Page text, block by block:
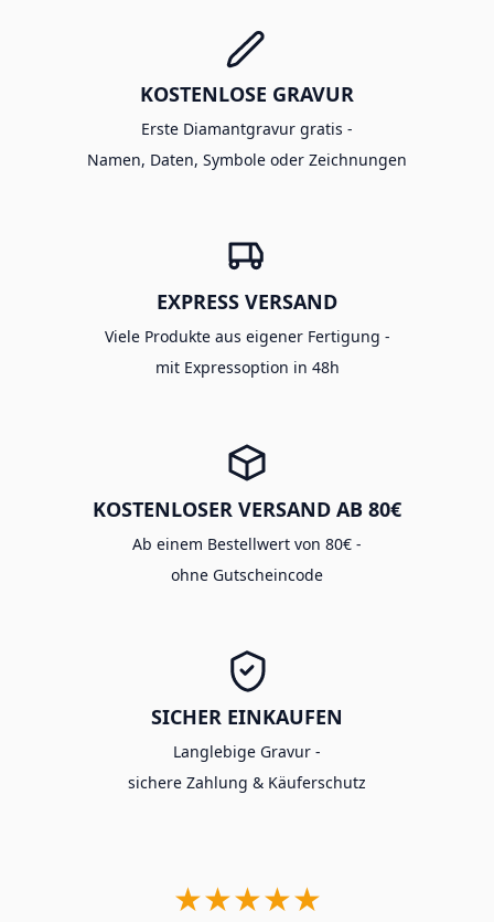
KOSTENLOSE GRAVUR
Erste Diamantgravur gratis -
Namen, Daten, Symbole oder Zeichnungen
EXPRESS VERSAND
Viele Produkte aus eigener Fertigung -
mit Expressoption in 48h
KOSTENLOSER VERSAND AB 80€
Ab einem Bestellwert von 80€ -
ohne Gutscheincode
SICHER EINKAUFEN
Langlebige Gravur -
sichere Zahlung & Käuferschutz
★★★★★